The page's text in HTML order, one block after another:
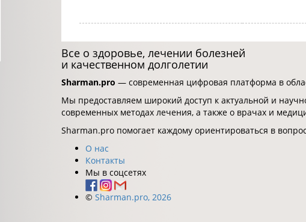
Все о здоровье, лечении болезней
и качественном долголетии
Sharman.pro — современная цифровая платформа в
Мы предоставляем широкий доступ к актуальной и
современных методах лечения, а также о врачах и
Sharman.pro помогает каждому ориентироваться в
О нас
Контакты
Мы в соцсетях
© Sharman.pro, 2026